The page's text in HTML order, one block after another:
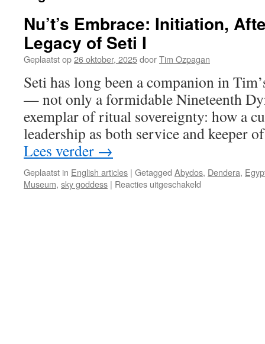
Nu’t’s Embrace: Initiation,
Legacy of Seti I
Geplaatst op26 oktober, 2025doorTim Ozpagan
Seti has long been a companion in
— not only a formidable Nineteenth
exemplar of ritual sovereignty: how a
leadership as both service and keeper
Lees verder →
Geplaatst in English articles | Getagged Abydos, Dendera,
Museum, sky goddess | Reacties uitgeschakeld